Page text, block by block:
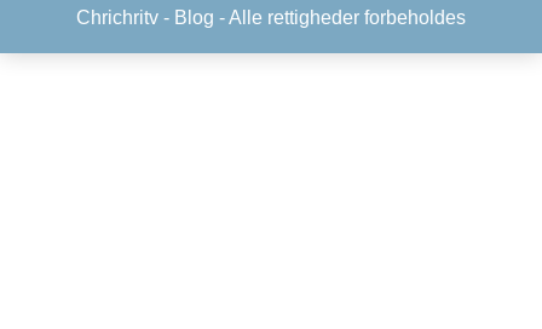
Chrichritv - Blog - Alle rettigheder forbeholdes